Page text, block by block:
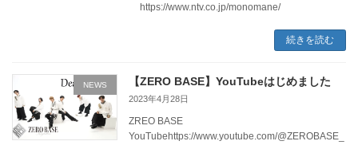
https://www.ntv.co.jp/monomane/
続きを読む
NEWS 【ZERO BASE】YouTubeはじめました
2023年4月28日
ZREO BASE
YouTubehttps://www.youtube.com/@ZEROBASE_